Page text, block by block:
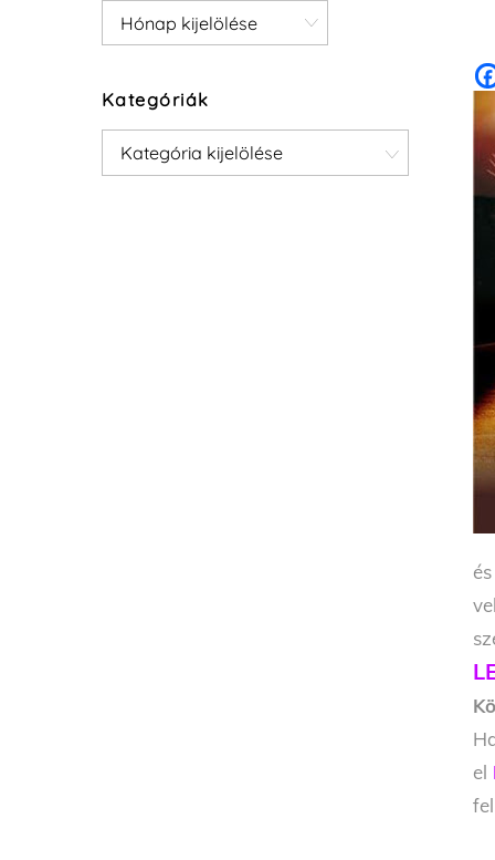
el
Archívum
Kategóriák
Kategóriák